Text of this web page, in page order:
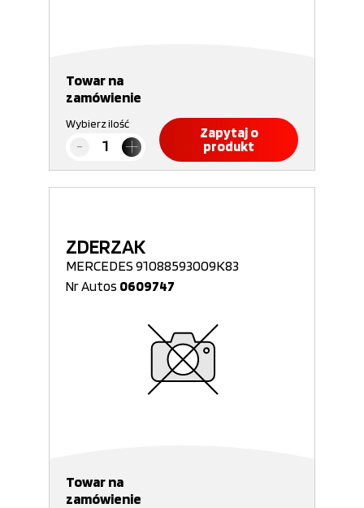
Towar na
zamówienie
Wybierz ilość
Zapytaj o
produkt
ZDERZAK
MERCEDES 91088593009K83
Nr Autos 0609747
Towar na
zamówienie